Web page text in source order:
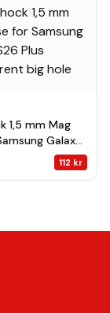
1,5 mm Mag
Galaxy
transparent big
112 kr